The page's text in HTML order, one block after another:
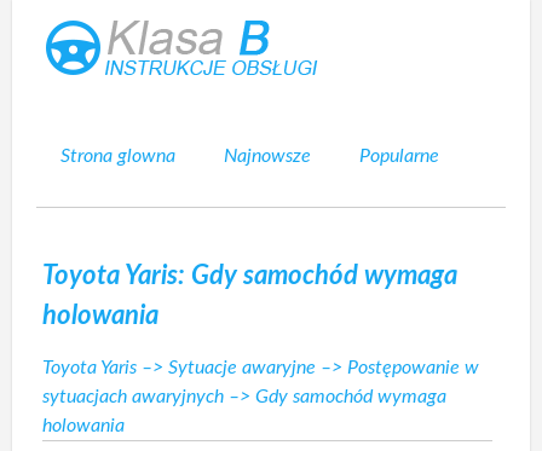
Strona glowna Najnowsze Popularne
Toyota Yaris: Gdy samochód wymaga
holowania
Toyota Yaris –> Sytuacje awaryjne –> Postępowanie w
sytuacjach awaryjnych –> Gdy samochód wymaga
holowania